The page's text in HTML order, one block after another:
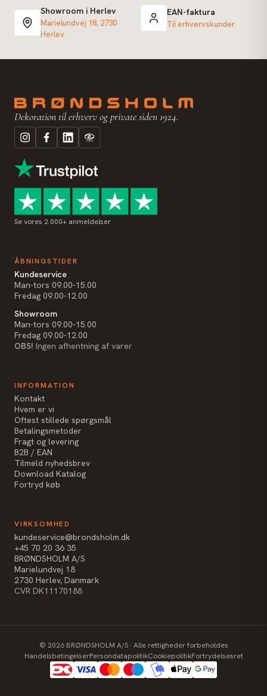
Showroom i Herlev
Marielundvej 18, 2730
Herlev
EAN-faktura
Til erhvervskunder
Dekoration til erhverv og private siden 1924.
Se vores 2.000+ anmeldelser
ÅBNINGSTIDER
Kundeservice
Man-tors 09.00-15.00
Fredag 09.00-12.00
Showroom
Man-tors 09.00-15.00
Fredag 09.00-12.00
OBS! Ingen afhentning af varer
INFORMATION
Kontakt
Hvem er vi
Oftest stillede spørgsmål
Betalingsmetoder
Fragt og levering
B2B / EAN
Tilmeld nyhedsbrev
Download Katalog
Fortryd køb
VIRKSOMHED
kundeservice@brondsholm.dk
+45 70 20 36 35
BRØNDSHOLM A/S
Marielundvej 18
2730 Herlev, Danmark
CVR DK11170188
© 2026BRØNDSHOLM A/S · Alle rettigheder forbeholdes
HandelsbetingelserPersondatapolitikCookiepolitikFortrydelsesret